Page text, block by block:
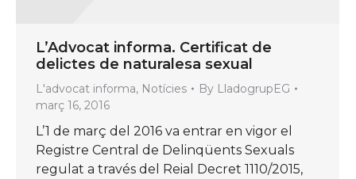
L’Advocat informa. Certificat de
delictes de naturalesa sexual
L'advocat informa, Notícies By LladogrupEG
març 16, 2016
L’1 de març del 2016 va entrar en vigor el
Registre Central de Delinqüents Sexuals
regulat a través del Reial Decret 1110/2015,